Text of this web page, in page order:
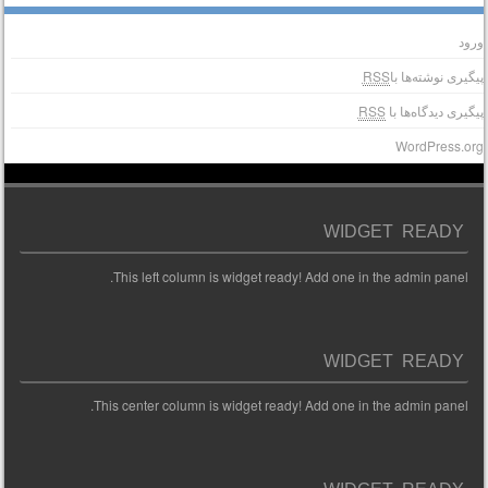
نوشته‌ها باRSS
دیدگاه‌ها باRSS
WIDGET READY
This left column is widget ready! Add one in the admin panel.
WIDGET READY
This center column is widget ready! Add one in the admin panel.